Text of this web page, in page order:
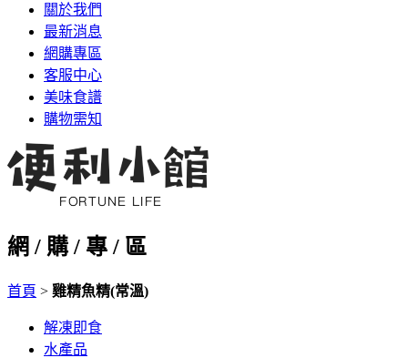
關於我們
最新消息
網購專區
客服中心
美味食譜
購物需知
網 / 購 / 專 / 區
首頁 > 雞精魚精(常溫)
解凍即食
水產品